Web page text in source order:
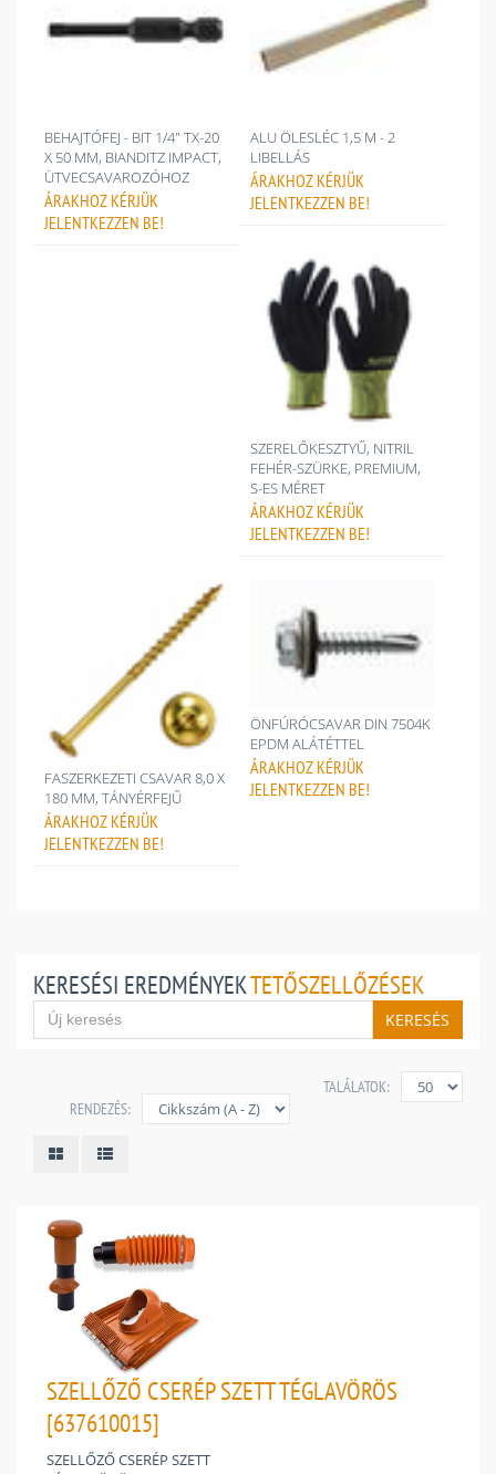
BEHAJTÓFEJ - BIT 1/4" TX-20
X 50 MM, BIANDITZ IMPACT,
ÜTVECSAVAROZÓHOZ
ÁRAKHOZ KÉRJÜK
JELENTKEZZEN BE!
ALU ÖLESLÉC 1,5 M - 2
LIBELLÁS
ÁRAKHOZ KÉRJÜK
JELENTKEZZEN BE!
SZERELŐKESZTYŰ, NITRIL
FEHÉR-SZÜRKE, PREMIUM,
S-ES MÉRET
ÁRAKHOZ KÉRJÜK
JELENTKEZZEN BE!
FASZERKEZETI CSAVAR 8,0 X
180 MM, TÁNYÉRFEJŰ
ÁRAKHOZ KÉRJÜK
JELENTKEZZEN BE!
ÖNFÚRÓCSAVAR DIN 7504K
EPDM ALÁTÉTTEL
ÁRAKHOZ KÉRJÜK
JELENTKEZZEN BE!
KERESÉSI EREDMÉNYEKTETŐSZELLŐZÉSEK
KERESÉS
TALÁLATOK:
RENDEZÉS:
SZELLŐZŐ CSERÉP SZETT TÉGLAVÖRÖS
[637610015]
SZELLŐZŐ CSERÉP SZETT